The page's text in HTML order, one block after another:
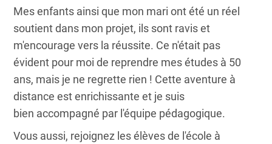
Mes enfants ainsi que mon mari ont été un réel
soutient dans mon projet, ils sont ravis et
m'encourage vers la réussite. Ce n'était pas
évident pour moi de reprendre mes études à 50
ans, mais je ne regrette rien ! Cette aventure à
distance est enrichissante et je suis
bien accompagné par l'équipe pédagogique.
Vous aussi, rejoignez les élèves de l'école à